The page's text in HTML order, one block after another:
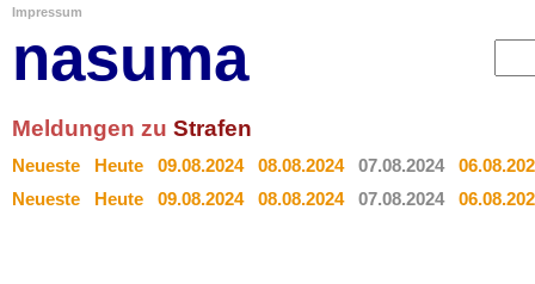
Impressum
nasuma
Meldungen zu Strafen
Neueste Heute 09.08.2024 08.08.2024 07.08.2024
Neueste
Heute 09.08.2024 08.08.2024 07.08.2024